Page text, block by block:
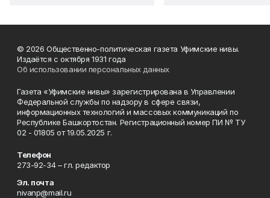
© 2026 Общественно-политическая газета Уфимские нивы.
Издаётся с октября 1931 года
Об использовании персональных данных
Газета «Уфимские нивы» зарегистрирована в Управлении
Федеральной службы по надзору в сфере связи,
информационных технологий и массовых коммуникаций по
Республике Башкортостан. Регистрационный номер ПИ № ТУ
02 - 01805 от 19.05.2025 г.
Телефон
273-92-34 – гл. редактор
Эл. почта
nivanp@mail.ru